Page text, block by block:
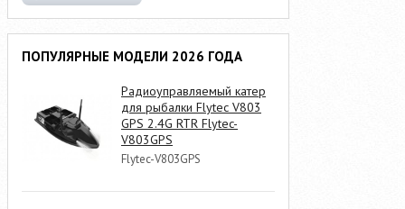
ПОПУЛЯРНЫЕ МОДЕЛИ 2026 ГОДА
Радиоуправляемый катер
для рыбалки Flytec V803
GPS 2.4G RTR Flytec-
V803GPS
Flytec-V803GPS